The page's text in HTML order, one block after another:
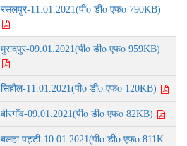
रसलपुर-11.01.2021(पीo डीo एफo 790KB)
मुरादपुर-09.01.2021(पीo डीo एफo 959KB)
सिहौल-11.01.2021(पीo डीo एफo 120KB)
बीरगाँव-09.01.2021(पीo डीo एफo 82KB)
बलहा पट्टी-10.01.2021(पीo डीo एफo 811K